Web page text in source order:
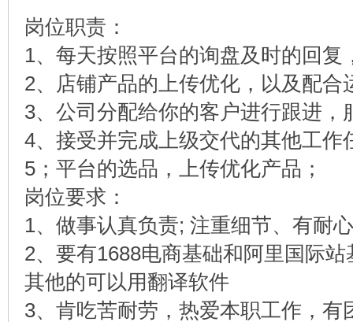
岗位职责：
1、每天按照平台的询盘及时的回复
2、店铺产品的上传优化，以及配合
3、公司分配给你的客户进行跟进，
4、接受并完成上级交代的其他工作
5；平台的选品，上传优化产品；
岗位要求：
1、做事认真负责; 注重细节、有耐
2、要有1688电商基础和阿里国际
其他的可以用翻译软件
3、肯吃苦耐劳，热爱本职工作，有